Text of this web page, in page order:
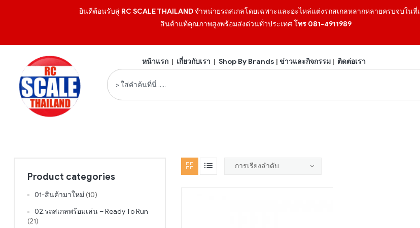
ยินดีต้อนรับสู่ RC SCALE THAILANDจำหน่ายรถสเกลโดยเฉพาะและอะไหล่แต่งรถสเกลหลากหลายครบจบในที่
สินค้าแท้คุณภาพสูงพร้อมส่งด่วนทั่วประเทศโทร 081-4911989
หน้าแรก| เกี่ยวกับเรา | Shop By Brands | ข่าวและกิจกรรม| ติดต่อเรา
Product categories
01-สินค้ามาใหม่ (10)
02.รถสเกลพร้อมเล่น – Ready To Run
(21)